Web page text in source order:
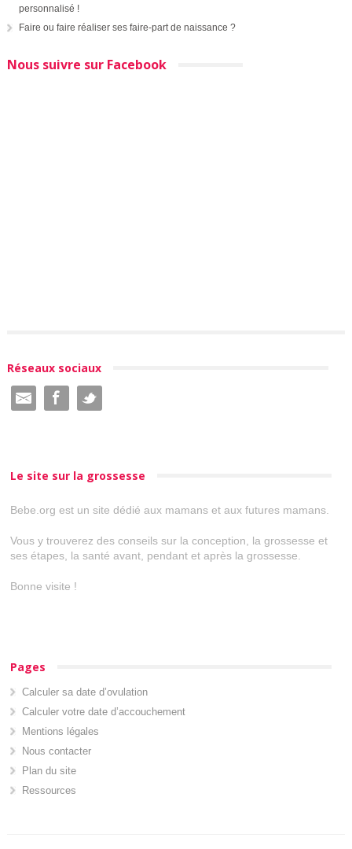
personnalisé !
Faire ou faire réaliser ses faire-part de naissance ?
Nous suivre sur Facebook
Réseaux sociaux
Le site sur la grossesse
Bebe.org est un site dédié aux mamans et aux futures mamans.
Vous y trouverez des conseils sur la conception, la grossesse et
ses étapes, la santé avant, pendant et après la grossesse.
Bonne visite !
Pages
Calculer sa date d’ovulation
Calculer votre date d’accouchement
Mentions légales
Nous contacter
Plan du site
Ressources